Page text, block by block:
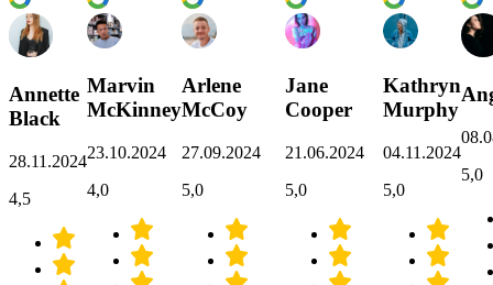
Annette
Black
28.11.2024
4,5
Marvin
McKinney
23.10.2024
4,0
Arlene
McCoy
27.09.2024
5,0
Jane
Cooper
21.06.2024
5,0
Kathryn
Murphy
04.11.2024
5,0
5,0